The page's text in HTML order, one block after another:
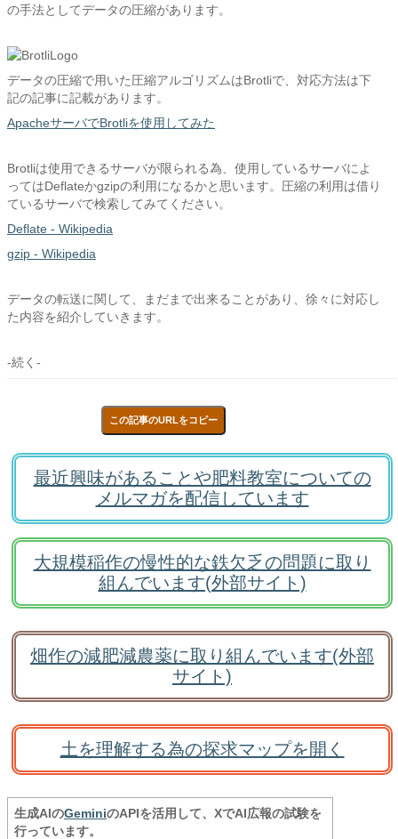
の手法としてデータの圧縮があります。
データの圧縮で用いた圧縮アルゴリズムはBrotliで、対応方法は下
記の記事に記載があります。
ApacheサーバでBrotliを使用してみた
Brotliは使用できるサーバが限られる為、使用しているサーバによ
ってはDeflateかgzipの利用になるかと思います。圧縮の利用は借り
ているサーバで検索してみてください。
Deflate - Wikipedia
gzip - Wikipedia
データの転送に関して、まだまで出来ることがあり、徐々に対応し
た内容を紹介していきます。
-続く-
この記事のURLをコピー
最近興味があることや肥料教室についての
メルマガを配信しています
大規模稲作の慢性的な鉄欠乏の問題に取り
組んでいます(外部サイト)
畑作の減肥減農薬に取り組んでいます(外部
サイト)
土を理解する為の探求マップを開く
生成AIのGeminiのAPIを活用して、XでAI広報の試験を
行っています。